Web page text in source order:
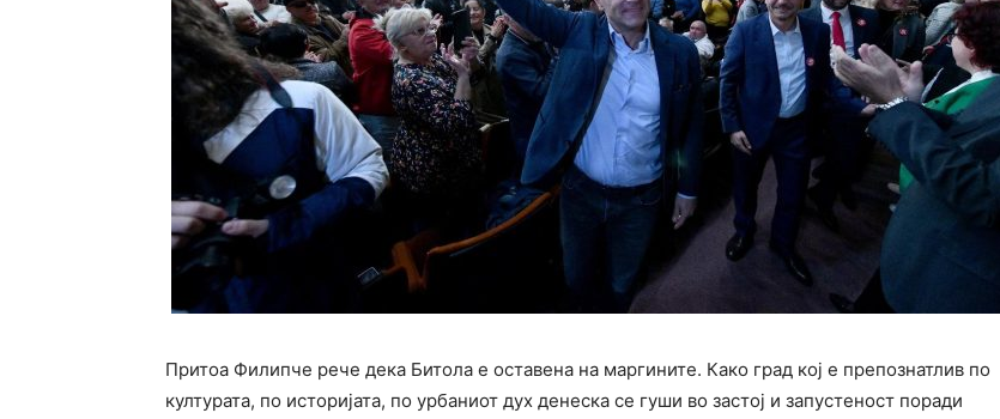
Притоа Филипче рече дека Битола е оставена на маргините. Како град кој е препознатлив по
културата, по историјата, по урбаниот дух денеска се гуши во застој и запустеност поради